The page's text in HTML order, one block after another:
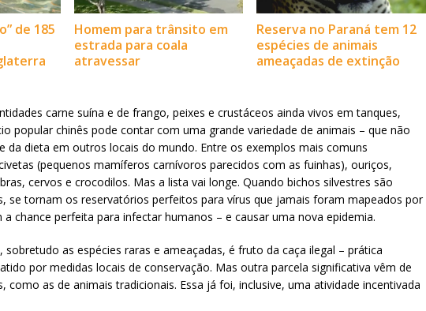
de 185
Homem para trânsito em
estrada para coala
atravessar
Reserva no Paraná tem 12
espécies de animais
ameaçadas de extinção
carne suína e de frango, peixes e crustáceos ainda vivos em tanques,
popular chinês pode contar com uma grande variedade de animais – que não
da dieta em outros locais do mundo. Entre os exemplos mais comuns
(pequenos mamíferos carnívoros parecidos com as fuinhas), ouriços,
cervos e crocodilos. Mas a lista vai longe. Quando bichos silvestres são
se tornam os reservatórios perfeitos para vírus que jamais foram mapeados por
a chance perfeita para infectar humanos – e causar uma nova epidemia.
sobretudo as espécies raras e ameaçadas, é fruto da caça ilegal – prática
por medidas locais de conservação. Mas outra parcela significativa vêm de
como as de animais tradicionais. Essa já foi, inclusive, uma atividade incentivada